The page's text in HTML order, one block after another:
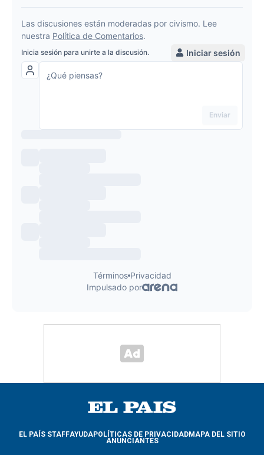
EL PAÍS STAFFAYUDAPOLÍTICAS DE PRIVACIDADMAPA DEL SITIO
ANUNCIANTES